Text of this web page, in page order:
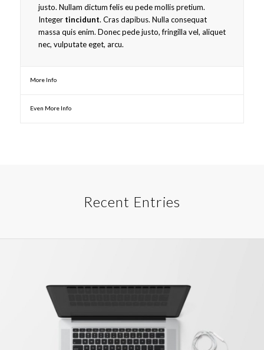
justo. Nullam dictum felis eu pede mollis pretium.
Integer tincidunt. Cras dapibus. Nulla consequat
massa quis enim. Donec pede justo, fringilla vel, aliquet
nec, vulputate eget, arcu.
More Info
Even More Info
Recent Entries